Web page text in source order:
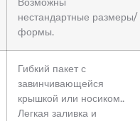
нестандартные размеры/
формы.
Гибкий пакет с
завинчивающейся
крышкой или носиком..
Легкая заливка и